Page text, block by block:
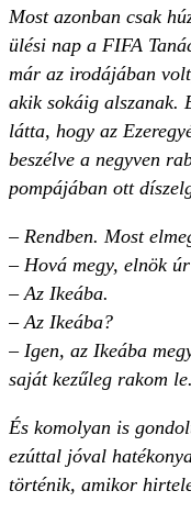
Most azonban csak
ülési nap a FIFA
már az irodájában
akik sokáig alszanak.
látta, hogy az
beszélve a negyven
pompájában ott
– Rendben. Most
– Hová megy, elnök
– Az Ikeába.
– Az Ikeába?
– Igen, az Ikeába
saját kezűleg rakom le.
És komolyan is
ezúttal jóval
történik, amikor